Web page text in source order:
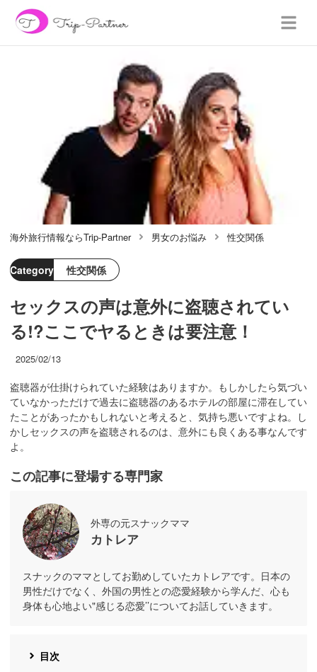
海外旅行情報ならTrip-Partner 男女のお悩み 性交関係
Category 性交関係
セックスの声は意外に盗聴されてい
る!?ここでヤるときは要注意！
2025/02/13
盗聴器が仕掛けられていた経験はありますか。もしかしたら気づい
ていなかっただけで過去に盗聴器のあるホテルの部屋に滞在してい
たことがあったかもしれないと考えると、気持ち悪いですよね。し
かしセックスの声を盗聴されるのは、意外にも良くある事なんです
よ。
この記事に登場する専門家
外専の元スナックママ
カトレア
スナックのママとしてお勤めしていたカトレアです。日本の
男性だけでなく、外国の男性との恋愛経験から学んだ、心も
身体も心地よい"感じる恋愛’’についてお話していきます。
目次